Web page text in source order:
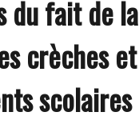
du fait de la
crèches et
scolaires